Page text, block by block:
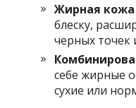
Жирная кожа
блеску,
черных точек
себе жирные
сухие или